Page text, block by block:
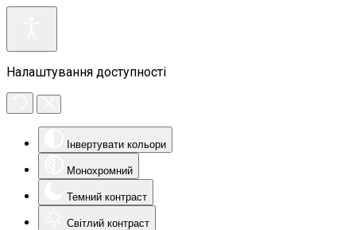
Налаштування доступності
Інвертувати кольори
Монохромний
Темний контраст
Світлий контраст